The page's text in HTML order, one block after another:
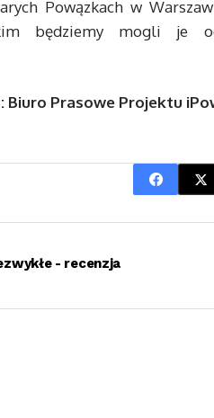
Powązkach w
będziemy mogli je
Biuro Prasowe Projektu
- recenzja